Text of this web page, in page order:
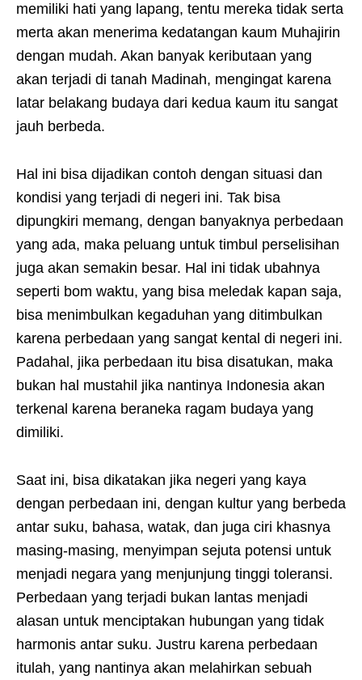
memiliki hati yang lapang, tentu mereka tidak serta
merta akan menerima kedatangan kaum Muhajirin
dengan mudah. Akan banyak keributaan yang
akan terjadi di tanah Madinah, mengingat karena
latar belakang budaya dari kedua kaum itu sangat
jauh berbeda.
Hal ini bisa dijadikan contoh dengan situasi dan
kondisi yang terjadi di negeri ini. Tak bisa
dipungkiri memang, dengan banyaknya perbedaan
yang ada, maka peluang untuk timbul perselisihan
juga akan semakin besar. Hal ini tidak ubahnya
seperti bom waktu, yang bisa meledak kapan saja,
bisa menimbulkan kegaduhan yang ditimbulkan
karena perbedaan yang sangat kental di negeri ini.
Padahal, jika perbedaan itu bisa disatukan, maka
bukan hal mustahil jika nantinya Indonesia akan
terkenal karena beraneka ragam budaya yang
dimiliki.
Saat ini, bisa dikatakan jika negeri yang kaya
dengan perbedaan ini, dengan kultur yang berbeda
antar suku, bahasa, watak, dan juga ciri khasnya
masing-masing, menyimpan sejuta potensi untuk
menjadi negara yang menjunjung tinggi toleransi.
Perbedaan yang terjadi bukan lantas menjadi
alasan untuk menciptakan hubungan yang tidak
harmonis antar suku. Justru karena perbedaan
itulah, yang nantinya akan melahirkan sebuah